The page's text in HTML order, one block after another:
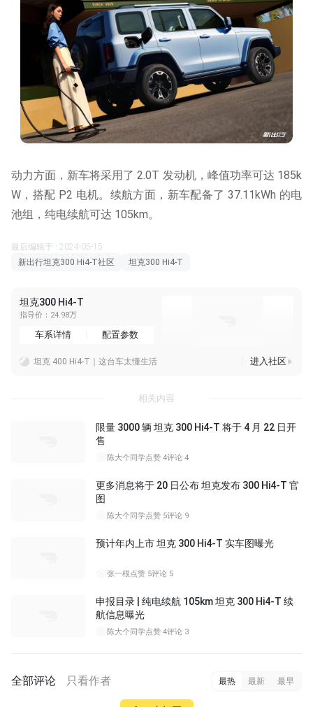
动力方面，新车将采用了 2.0T 发动机，峰值功率可达 185k
W，搭配 P2 电机。续航方面，新车配备了 37.11kWh 的电
池组，纯电续航可达 105km。
最后编辑于 · 2024-05-15
新出行坦克300 Hi4-T社区
坦克300 Hi4-T
坦克300 Hi4-T
指导价：24.98万
车系详情 配置参数
坦克 400 Hi4-T｜这台车太懂生活
进入社区
相关内容
限量 3000 辆 坦克 300 Hi4-T 将于 4 月 22 日开
售
陈大个同学点赞 4评论 4
更多消息将于 20 日公布 坦克发布 300 Hi4-T 官
图
陈大个同学点赞 5评论 9
预计年内上市 坦克 300 Hi4-T 实车图曝光
张一根点赞 5评论 5
申报目录 | 纯电续航 105km 坦克 300 Hi4-T 续
航信息曝光
陈大个同学点赞 4评论 3
全部评论 只看作者 最热 最新 最早